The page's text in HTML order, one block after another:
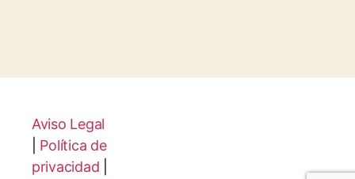
Aviso Legal
Política de
privacidad